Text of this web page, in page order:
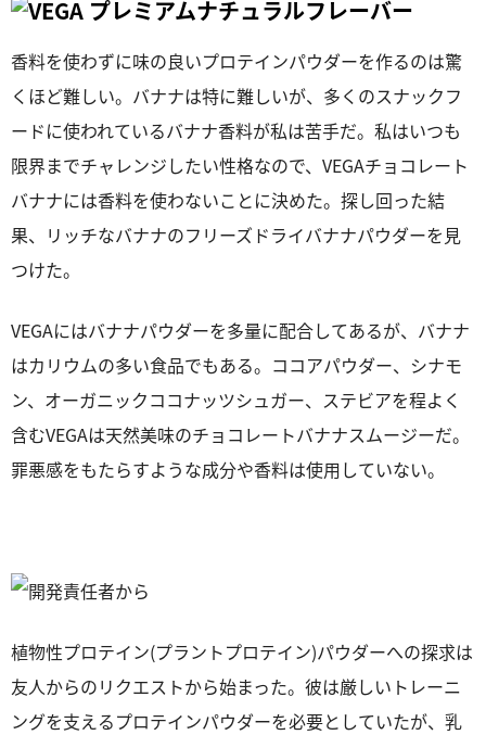
香料を使わずに味の良いプロテインパウダーを作るのは驚
くほど難しい。バナナは特に難しいが、多くのスナックフ
ードに使われているバナナ香料が私は苦手だ。私はいつも
限界までチャレンジしたい性格なので、VEGAチョコレート
バナナには香料を使わないことに決めた。探し回った結
果、リッチなバナナのフリーズドライバナナパウダーを見
つけた。
VEGAにはバナナパウダーを多量に配合してあるが、バナナ
はカリウムの多い食品でもある。ココアパウダー、シナモ
ン、オーガニックココナッツシュガー、ステビアを程よく
含むVEGAは天然美味のチョコレートバナナスムージーだ。
罪悪感をもたらすような成分や香料は使用していない。
植物性プロテイン(プラントプロテイン)パウダーへの探求は
友人からのリクエストから始まった。彼は厳しいトレーニ
ングを支えるプロテインパウダーを必要としていたが、乳